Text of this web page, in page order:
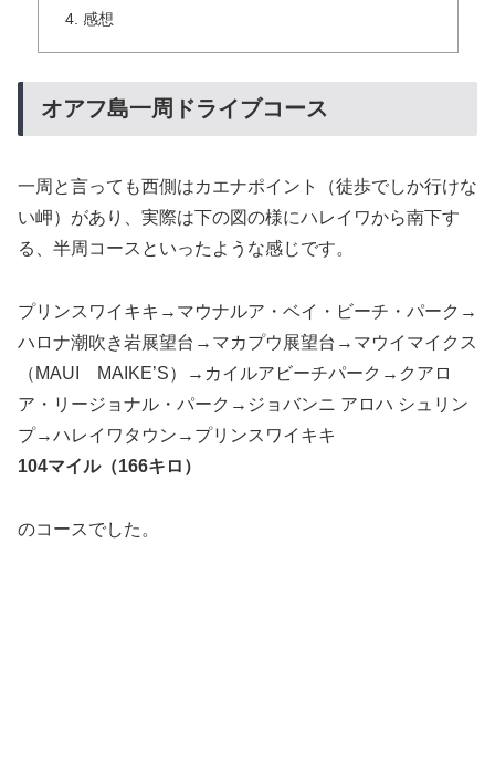
感想
オアフ島一周ドライブコース
一周と言っても西側はカエナポイント（徒歩でしか行けな
い岬）があり、実際は下の図の様にハレイワから南下す
る、半周コースといったような感じです。
プリンスワイキキ→マウナルア・ベイ・ビーチ・パーク→
ハロナ潮吹き岩展望台→マカプウ展望台→マウイマイクス
（MAUI MAIKE’S）→カイルアビーチパーク→クアロ
ア・リージョナル・パーク→ジョバンニ アロハ シュリン
プ→ハレイワタウン→プリンスワイキキ
104マイル（166キロ）
のコースでした。